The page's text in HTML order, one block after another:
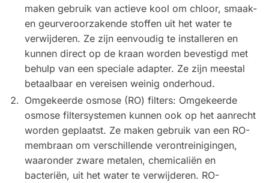
maken gebruik van actieve kool om chloor, smaak-
en geurveroorzakende stoffen uit het water te
verwijderen. Ze zijn eenvoudig te installeren en
kunnen direct op de kraan worden bevestigd met
behulp van een speciale adapter. Ze zijn meestal
betaalbaar en vereisen weinig onderhoud.
Omgekeerde osmose (RO) filters: Omgekeerde
osmose filtersystemen kunnen ook op het aanrecht
worden geplaatst. Ze maken gebruik van een RO-
membraan om verschillende verontreinigingen,
waaronder zware metalen, chemicaliën en
bacteriën, uit het water te verwijderen. RO-